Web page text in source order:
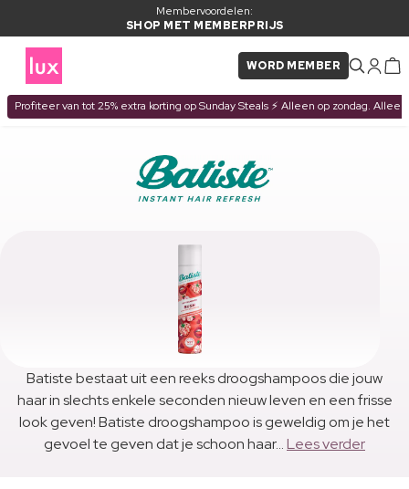
Membervoordelen:
SHOP MET MEMBERPRIJS
WORD MEMBER
Profiteer van tot 25% extra korting op Sunday Steals ⚡ Alleen op zondag.
Batiste bestaat uit een reeks droogshampoos die jouw
haar in slechts enkele seconden nieuw leven en een frisse
look geven! Batiste droogshampoo is geweldig om je het
gevoel te geven dat je schoon haar...Lees verder